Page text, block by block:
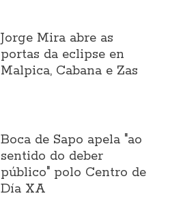
Jorge Mira abre as
portas da eclipse en
Malpica, Cabana e Zas
Boca de Sapo apela "ao
sentido do deber
público" polo Centro de
Día XA